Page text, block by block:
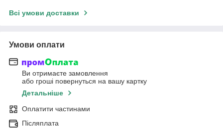
Всі умови доставки
Умови оплати
Ви отримаєте замовлення
або гроші повернуться на вашу картку
Детальніше
Оплатити частинами
Післяплата